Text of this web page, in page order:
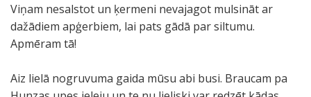
Viņam nesalstot un ķermeni nevajagot mulsināt ar
dažādiem apģerbiem, lai pats gādā par siltumu.
Apmēram tā!
Aiz lielā nogruvuma gaida mūsu abi busi. Braucam pa